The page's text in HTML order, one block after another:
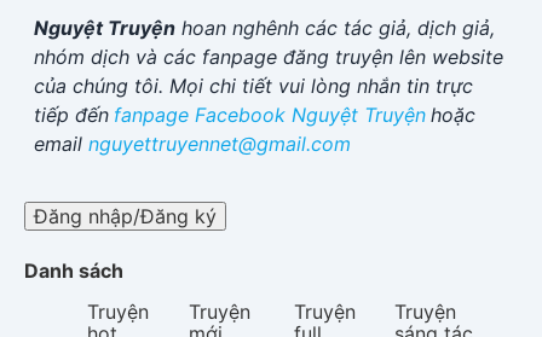
Nguyệt Truyện hoan nghênh các tác giả, dịch giả,
nhóm dịch và các fanpage đăng truyện lên website
của chúng tôi. Mọi chi tiết vui lòng nhắn tin trực
tiếp đến fanpage Facebook Nguyệt Truyện hoặc
email nguyettruyennet@gmail.com
Đăng nhập/Đăng ký
Danh sách
Truyện
Truyện
Truyện
Truyện